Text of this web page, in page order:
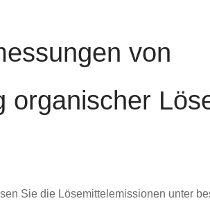
von
organischer
Sie die Lösemittelemissionen unter